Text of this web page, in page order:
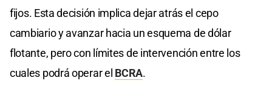
fijos. Esta decisión implica dejar atrás el cepo
cambiario y avanzar hacia un esquema de dólar
flotante, pero con límites de intervención entre los
cuales podrá operar el BCRA.